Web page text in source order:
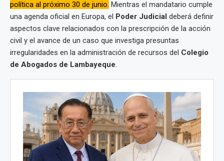
política al próximo 30 de junio. Mientras el mandatario cumple
una agenda oficial en Europa, el Poder Judicial deberá definir
aspectos clave relacionados con la prescripción de la acción
civil y el avance de un caso que investiga presuntas
irregularidades en la administración de recursos del Colegio
de Abogados de Lambayeque.